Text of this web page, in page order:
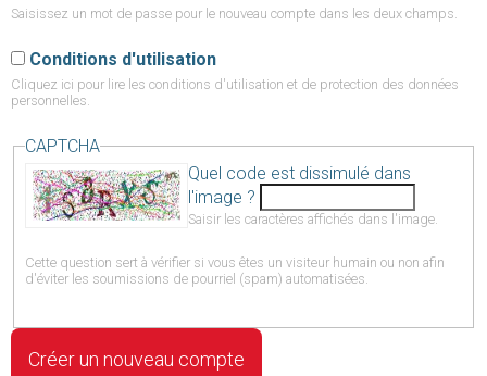
Saisissez un mot de passe pour le nouveau compte dans les deux champs.
Conditions d'utilisation
Cliquez ici pour lire les conditions d'utilisation et de protection des données
personnelles.
CAPTCHA
Quel code est dissimulé dans
l'image ?
Saisir les caractères affichés dans l'image.
Cette question sert à vérifier si vous êtes un visiteur humain ou non afin
d'éviter les soumissions de pourriel (spam) automatisées.